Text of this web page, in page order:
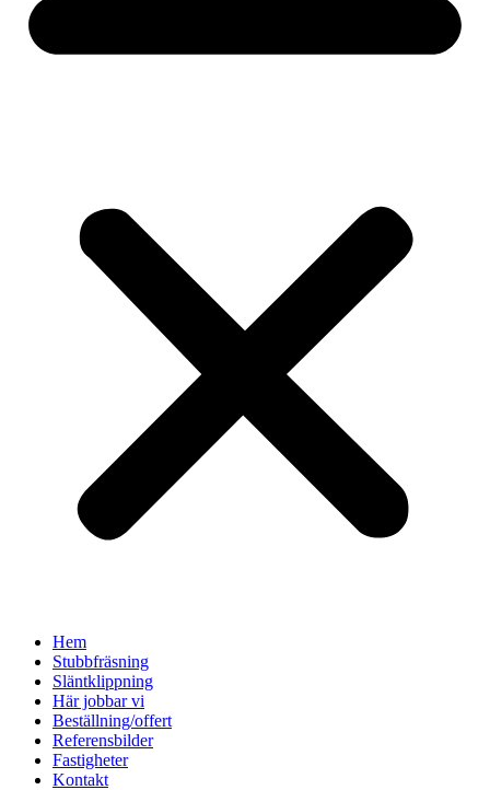
Hem
Stubbfräsning
Släntklippning
Här jobbar vi
Beställning/offert
Referensbilder
Fastigheter
Kontakt